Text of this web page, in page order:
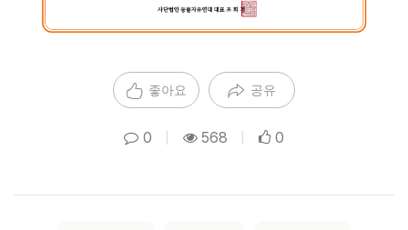
좋아요 공유
0 568 0